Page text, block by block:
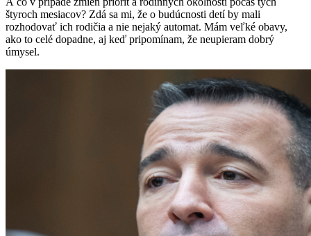
štyroch mesiacov? Zdá sa mi, že o budúcnosti detí by mali
rozhodovať ich rodičia a nie nejaký automat. Mám veľké obavy,
ako to celé dopadne, aj keď pripomínam, že neupieram dobrý
úmysel.